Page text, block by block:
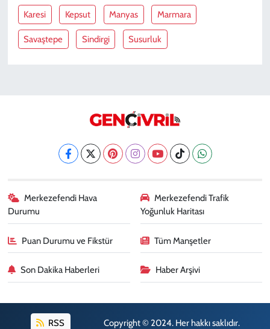
Karesi Kepsut Manyas Marmara
Savaştepe Sindirgi Susurluk
Merkezefendi Hava
Durumu
Merkezefendi Trafik
Yoğunluk Haritası
Puan Durumu ve Fikstür Tüm Manşetler
Son Dakika Haberleri Haber Arşivi
RSS Copyright © 2024. Her hakkı saklıdır.